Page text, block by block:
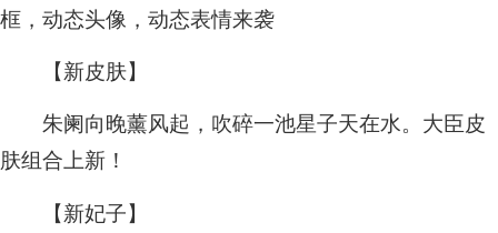
框，动态头像，动态表情来袭
【新皮肤】
朱阑向晚薰风起，吹碎一池星子天在水。大臣皮
肤组合上新！
【新妃子】